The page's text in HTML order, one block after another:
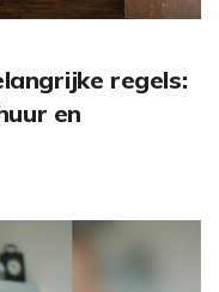
regels:
en